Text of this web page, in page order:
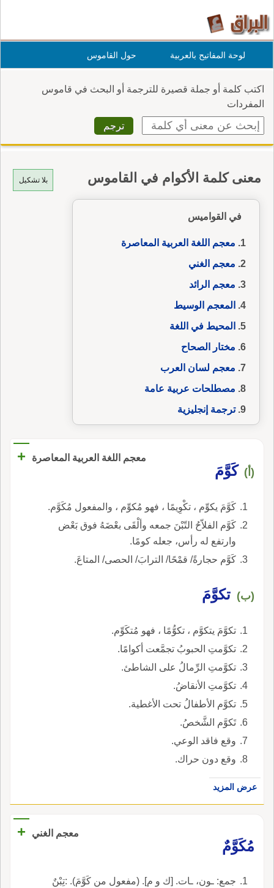
لوحة المفاتيح بالعربية حول القاموس
اكتب كلمة أو جملة قصيرة للترجمة أو البحث في قاموس
المفردات
بلا تشكيل معنى كلمة الأكوام في القاموس
في القواميس
معجم اللغة العربية المعاصرة
معجم الغني
معجم الرائد
المعجم الوسيط
المحيط في اللغة
مختار الصحاح
معجم لسان العرب
مصطلحات عربية عامة
ترجمة إنجليزية
معجم اللغة العربية المعاصرة +
(أ) كَوَّمَ
كَوَّمَ يكوِّم ، تكْوِيمًا ، فهو مُكوِّم ، والمفعول مُكَوَّم.
كَوَّم الفلاّحُ التّبْنَ جمعه وألْقَى بعْضَهُ فوق بَعْض
وارتفع له رأس، جعله كومًا.
كَوَّم حجارةً/ قمْحًا/ الترابَ/ الحصى/ المتاعَ.
(ب) تكوَّمَ
تكوَّمَ يتكوَّم ، تكوُّمًا ، فهو مُتكَوِّم.
تكوَّمتِ الحبوبُ تجمَّعت أكوامًا.
تكوَّمتِ الرِّمالُ على الشاطئ.
تكوَّمتِ الأنقاضُ.
تكوَّم الأطفالُ تحت الأغطية.
تَكوَّم الشَّخصُ.
وقع فاقد الوعي.
وقع دون حراك.
عرض المزيد
معجم الغني
+
مُكَوَّمٌ
جمع: ـون، ـات. [ك و م]. (مفعول من كَوَّمَ). :تِبْنٌ